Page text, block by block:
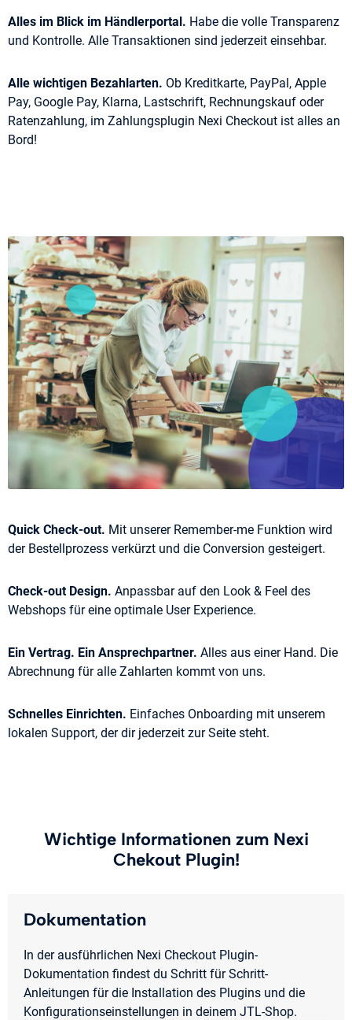
Alles im Blick im Händlerportal. Habe die volle Transparenz
und Kontrolle. Alle Transaktionen sind jederzeit einsehbar.
Alle wichtigen Bezahlarten. Ob Kreditkarte, PayPal, Apple
Pay, Google Pay, Klarna, Lastschrift, Rechnungskauf oder
Ratenzahlung, im Zahlungsplugin Nexi Checkout ist alles an
Bord!
Quick Check-out. Mit unserer Remember-me Funktion wird
der Bestellprozess verkürzt und die Conversion gesteigert.
Check-out Design. Anpassbar auf den Look & Feel des
Webshops für eine optimale User Experience.
Ein Vertrag. Ein Ansprechpartner. Alles aus einer Hand. Die
Abrechnung für alle Zahlarten kommt von uns.
Schnelles Einrichten. Einfaches Onboarding mit unserem
lokalen Support, der dir jederzeit zur Seite steht.
Wichtige Informationen zum Nexi
Chekout Plugin!
Dokumentation
In der ausführlichen Nexi Checkout Plugin-
Dokumentation findest du Schritt für Schritt-
Anleitungen für die Installation des Plugins und die
Konfigurationseinstellungen in deinem JTL-Shop.